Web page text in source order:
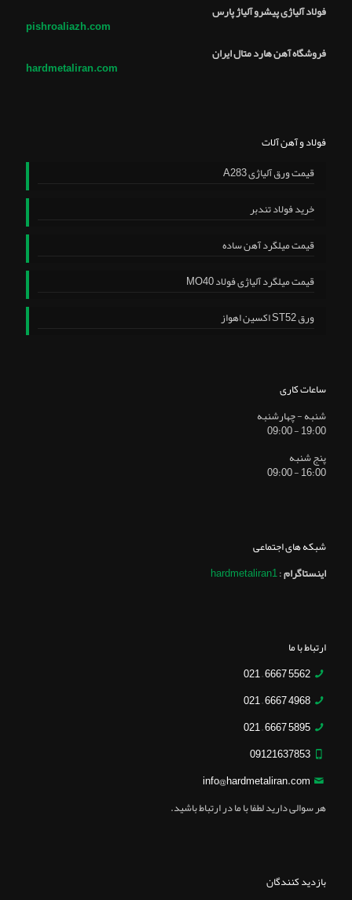
فولاد آلیاژی پیشرو آلیاژ پارس
pishroaliazh.com
فروشگاه آهن هارد متال ایران
hardmetaliran.com
فولاد و آهن آلات
قیمت ورق آلیاژی A283
خرید فولاد تندبر
قیمت میلگرد آهن ساده
قیمت میلگرد آلیاژی فولاد MO40
ورق ST52 اکسین اهواز
ساعات کاری
شنبه - چهارشنبه
19:00 - 09:00
پنج شنبه
16:00 - 09:00
شبکه های اجتماعی
اینستاگرام:
hardmetaliran1
ارتباط با ما
5562 6667 – 021
4968 6667 – 021
5895 6667 – 021
09121637853
info@hardmetaliran.com
هر سوالی دارید لطفا با ما در ارتباط باشید.
بازدید کنندگان